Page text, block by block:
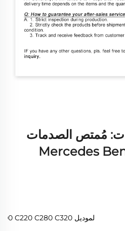
مُمتص الصدمات
لموديل Mercedes Benz W204 C180 C200 C220 C280 C320